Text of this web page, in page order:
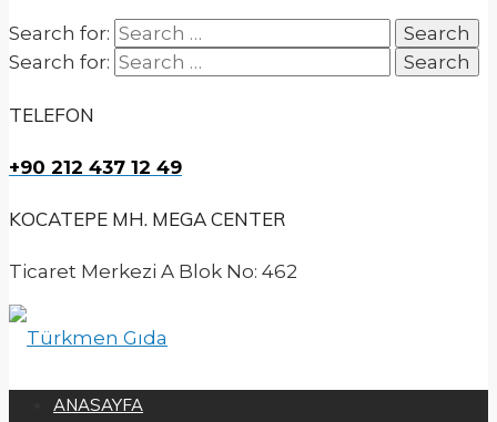
Search for:
Search for:
TELEFON
+90 212 437 12 49
KOCATEPE MH. MEGA CENTER
Ticaret Merkezi A Blok No: 462
ANASAYFA